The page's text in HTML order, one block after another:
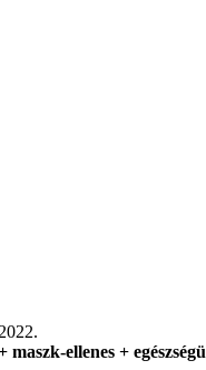
maszk-ellenes +